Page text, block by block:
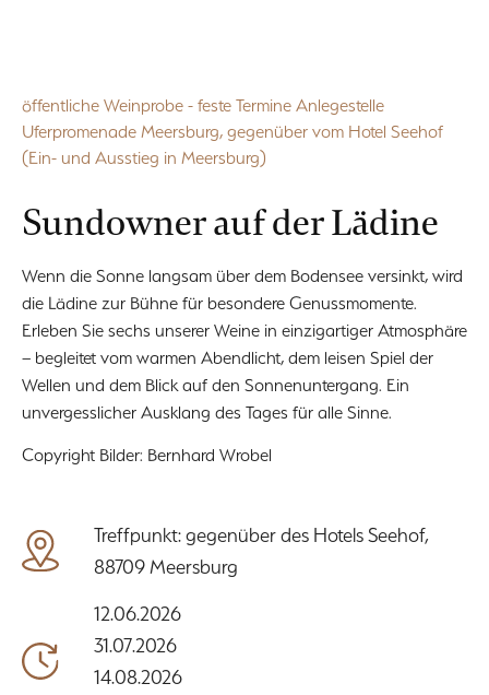
öffentliche Weinprobe - feste Termine Anlegestelle
Uferpromenade Meersburg, gegenüber vom Hotel Seehof
(Ein- und Ausstieg in Meersburg)
Sundowner auf der Lädine
Wenn die Sonne langsam über dem Bodensee versinkt, wird
die Lädine zur Bühne für besondere Genussmomente.
Erleben Sie sechs unserer Weine in einzigartiger Atmosphäre
– begleitet vom warmen Abendlicht, dem leisen Spiel der
Wellen und dem Blick auf den Sonnenuntergang. Ein
unvergesslicher Ausklang des Tages für alle Sinne.
Copyright Bilder: Bernhard Wrobel
Treffpunkt: gegenüber des Hotels Seehof,
88709 Meersburg
12.06.2026
31.07.2026
14.08.2026